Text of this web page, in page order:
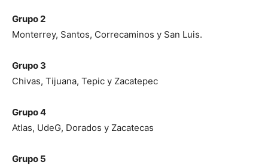
Grupo 2
Monterrey, Santos, Correcaminos y San Luis.
Grupo 3
Chivas, Tijuana, Tepic y Zacatepec
Grupo 4
Atlas, UdeG, Dorados y Zacatecas
Grupo 5